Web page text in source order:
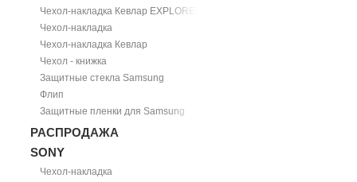
Чехол-накладка Кевлар EXPLORER
Чехол-накладка
Чехол-накладка Кевлар
Чехол - книжка
Защитные стекла Samsung
Флип
Защитные пленки для Samsung
РАСПРОДАЖА
SONY
Чехол-накладка